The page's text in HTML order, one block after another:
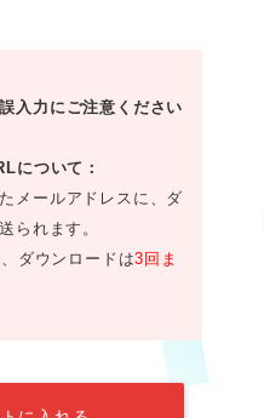
入力にご注意ください
について：
メールアドレスに、ダ
られます。
、ダウンロードは3回ま